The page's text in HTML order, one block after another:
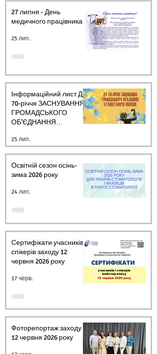
27 липня - День
медичного працівника.
25 лип.
Інформаційний лист ДО
70-річчя ЗАСНУВАННЯ
ГРОМАДСЬКОГО
ОБ’ЄДНАННЯ
УКРАЇНИ
25 лип.
Освітній сезон осінь-
зима 2026 року
24 лип.
Сертифікати учасників і
спікерів заходу 12
червня 2026 року
17 черв.
Фоторепортаж заходу
12 червня 2026 року